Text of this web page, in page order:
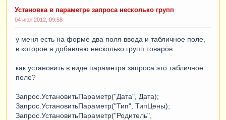
Установка в параметре запроса несколько групп
04 июл 2012, 09:58
у меня есть на форме два поля ввода и табличное поле,
в которое я добавляю несколько групп товаров.
как установить в виде параметра запроса это табличное
поле?
Запрос.УстановитьПараметр("Дата", Дата);
Запрос.УстановитьПараметр("Тип", ТипЦены);
Запрос.УстановитьПараметр("Родитель",